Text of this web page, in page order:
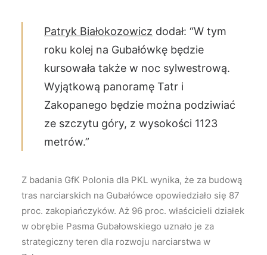
Patryk Białokozowicz dodał: “W tym
roku kolej na Gubałówkę będzie
kursowała także w noc sylwestrową.
Wyjątkową panoramę Tatr i
Zakopanego będzie można podziwiać
ze szczytu góry, z wysokości 1123
metrów.”
Z badania GfK Polonia dla PKL wynika, że za budową
tras narciarskich na Gubałówce opowiedziało się 87
proc. zakopiańczyków. Aż 96 proc. właścicieli działek
w obrębie Pasma Gubałowskiego uznało je za
strategiczny teren dla rozwoju narciarstwa w